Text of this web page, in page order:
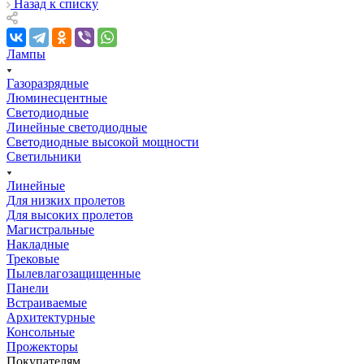
Назад к списку
Лампы
Газоразрядные
Люминесцентные
Светодиодные
Линейные светодиодные
Светодиодные высокой мощности
Светильники
Линейные
Для низких пролетов
Для высоких пролетов
Магистральные
Накладные
Трековые
Пылевлагозащищенные
Панели
Встраиваемые
Архитектурные
Консольные
Прожекторы
Покупателям